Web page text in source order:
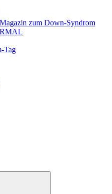
zum Down-Syndrom
Tag